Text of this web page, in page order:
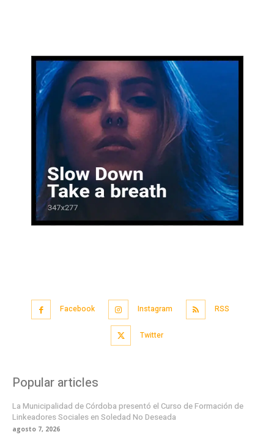
Facebook Instagram RSS
Twitter
Popular articles
La Municipalidad de Córdoba presentó el Curso de Formación de
Linkeadores Sociales en Soledad No Deseada
agosto 7, 2026